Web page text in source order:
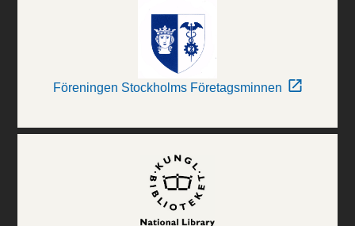
Föreningen Stockholms Företagsminnen